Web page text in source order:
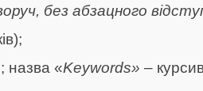
без абзацного
назва «Keywords» –